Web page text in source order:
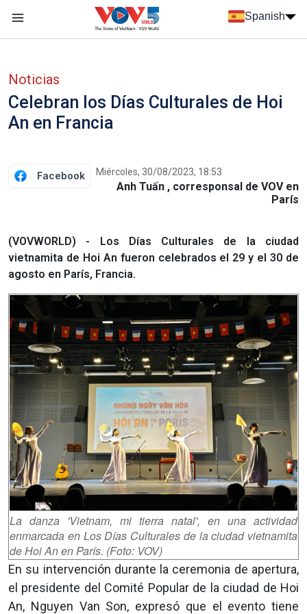
Spanish
Noticias
Celebran los Días Culturales de Hoi
An en Francia
Facebook Miércoles, 30/08/2023, 18:53
Anh Tuấn , corresponsal de VOV en
París
(VOVWORLD) - Los Días Culturales de la ciudad
vietnamita de Hoi An fueron celebrados el 29 y el 30 de
agosto en París, Francia.
La danza 'Vietnam, mi tierra natal', en una actividad
enmarcada en Los Días Culturales de la ciudad vietnamita
de Hoi An en París. (Foto: VOV)
En su intervención durante la ceremonia de apertura,
el presidente del Comité Popular de la ciudad de Hoi
An, Nguyen Van Son, expresó que el evento tiene